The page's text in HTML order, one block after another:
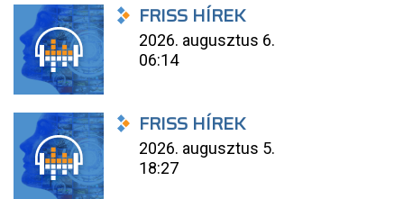
FRISS HÍREK
2026. augusztus 6.
06:14
FRISS HÍREK
2026. augusztus 5.
18:27